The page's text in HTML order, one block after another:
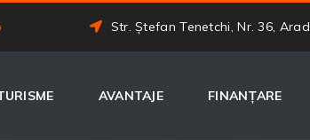
Str. Ștefan Tenetchi, Nr. 36, Arad
AVANTAJE FINANȚARE